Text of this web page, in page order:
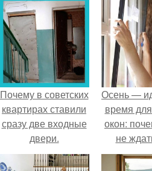
Почему в советских
квартирах ставили
сразу две входные
двери.
Осень —
время
окон:
не